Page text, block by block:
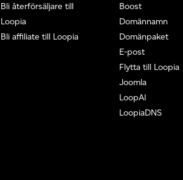
Bli återförsäljare till
Loopia
Bli affiliate till Loopia
Boost
Domännamn
Domänpaket
E-post
Flytta till Loopia
Joomla
LoopAI
LoopiaDNS